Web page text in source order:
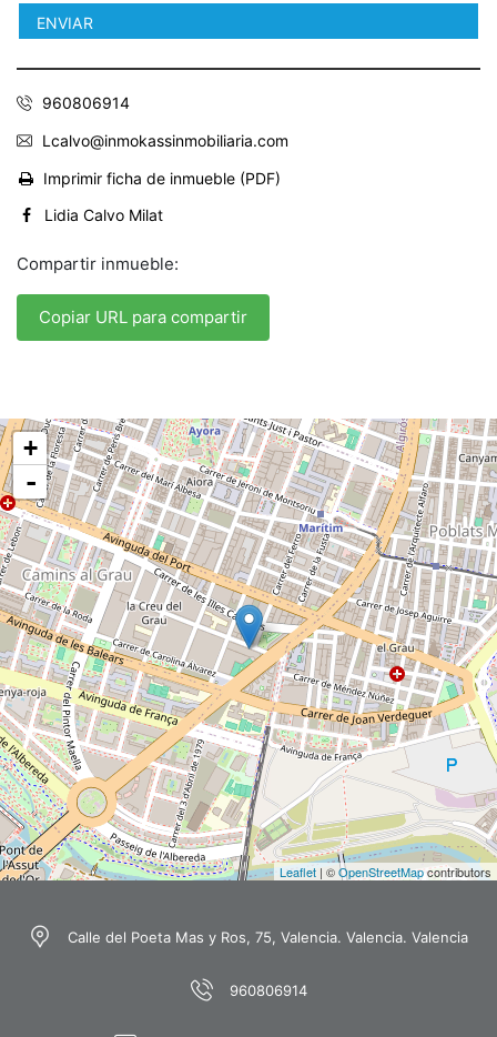
960806914
Lcalvo@inmokassinmobiliaria.com
Imprimir ficha de inmueble (PDF)
Lidia Calvo Milat
Compartir inmueble:
Copiar URL para compartir
+
-
Leaflet | ©OpenStreetMapcontributors
Calle del Poeta Mas y Ros, 75, Valencia. Valencia. Valencia
960806914